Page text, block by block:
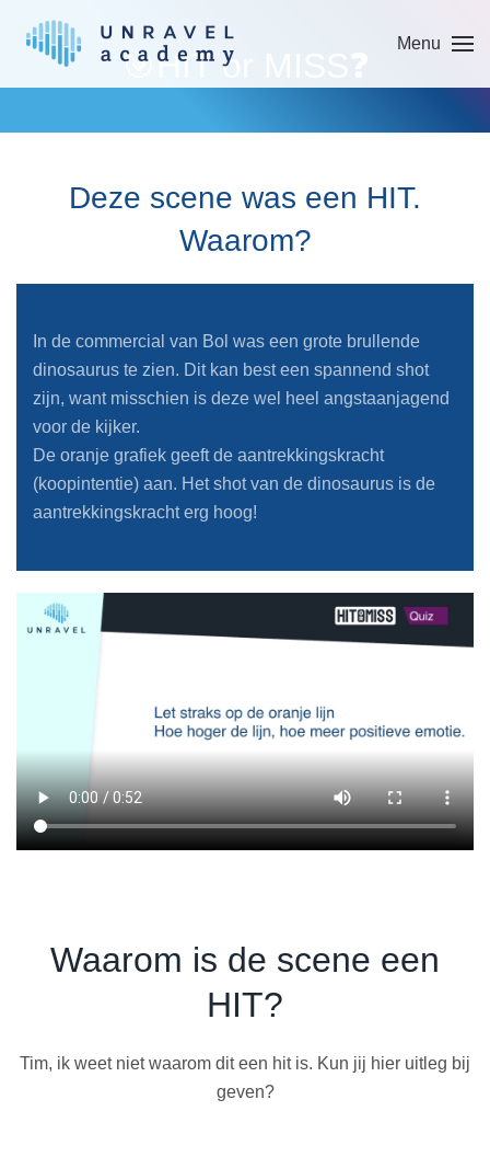
Skip to main content Menu
🎯HIT or MISS❓
Deze scene was een HIT.
Waarom?
In de commercial van Bol was een grote brullende
dinosaurus te zien. Dit kan best een spannend shot
zijn, want misschien is deze wel heel angstaanjagend
voor de kijker.
De oranje grafiek geeft de aantrekkingskracht
(koopintentie) aan. Het shot van de dinosaurus is de
aantrekkingskracht erg hoog!
Waarom is de scene een
HIT?
Tim, ik weet niet waarom dit een hit is. Kun jij hier uitleg bij
geven?